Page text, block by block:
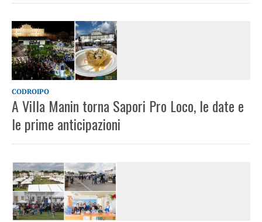
CODROIPO
A Villa Manin torna Sapori Pro Loco, le date e
le prime anticipazioni